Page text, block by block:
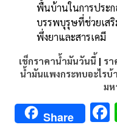
พื้นบ้านในการประ
บรรพบุรุษที่ช่วยเสริ
พึ่งยาและสารเคมี
เช็กราคาน้ำมันวันนี้ | ร
น้ำมันแพงกระทบอะไรบ้
มห
Share